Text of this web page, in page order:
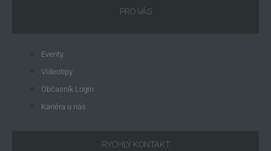
PRO VÁS
Eventy
Videotipy
Občasník Login
Kariéra u nás
RYCHLÝ KONTAKT